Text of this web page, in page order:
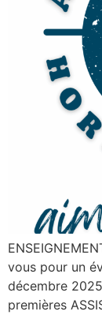
vous pour un
décembre
premières